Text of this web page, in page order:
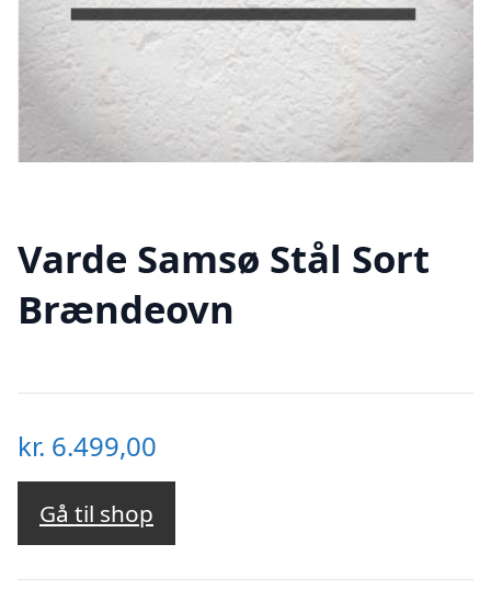
Varde Samsø Stål Sort
Brændeovn
kr. 6.499,00
Gå til shop